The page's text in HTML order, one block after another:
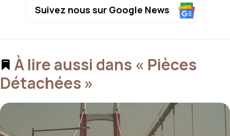
Suivez nous sur Google News
À lire aussi dans « Pièces
Détachées »